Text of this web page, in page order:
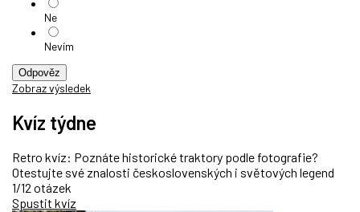
Ne
Nevím
Odpověz
Zobraz výsledek
Kvíz týdne
Retro kvíz: Poznáte historické traktory podle fotografie?
Otestujte své znalosti československých i světových legend
1/12 otázek
Spustit kvíz